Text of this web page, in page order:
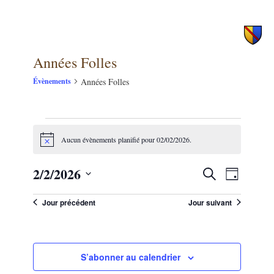
Années Folles
Évènements Années Folles
forNotice Aucun évènements planifié pour 02/02/2026.
Recherche
et
navigation
vues
Recherche
DE
VUES
Jour
2/2/2026
uneJour précédent Jour suivant
S’abonner au calendrier